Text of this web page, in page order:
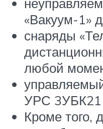
«Вакуум-1»
снаряды
любой
УРС 3УБК21
Кроме того,